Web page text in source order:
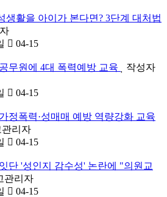
생활을 아이가 본다면? 3단계 대처법
04-15
무원에 4대 폭력예방 교육
작성자
04-15
정폭력·성매매 예방 역량강화 교육
관리자
04-15
단 '성인지 감수성' 논란에 "의원교
관리자
04-15